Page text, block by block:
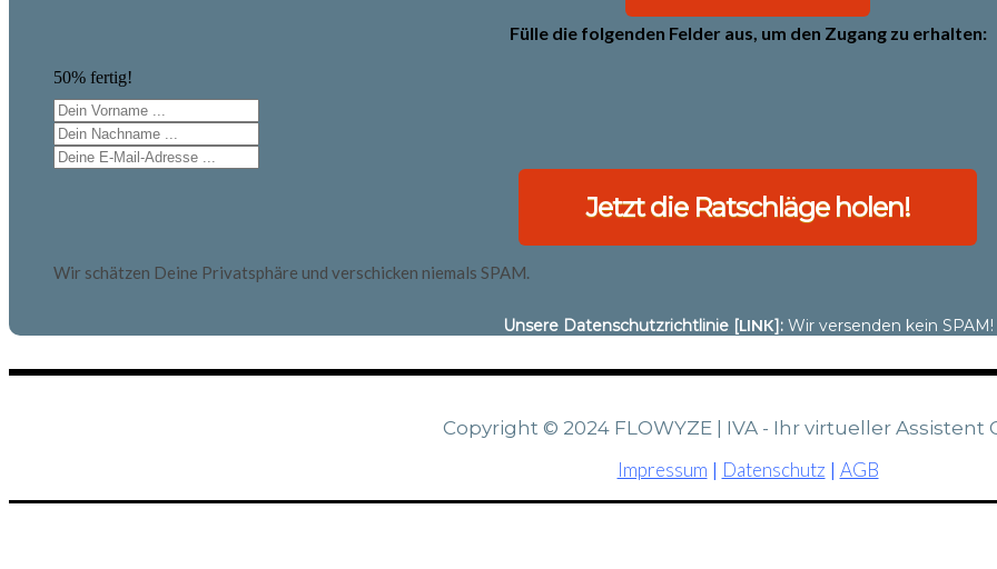
Fülle die folgenden Felder aus, um den Zugang zu erhalten:
50% fertig!
Jetzt die Ratschläge holen!
Wir schätzen Deine Privatsphäre und verschicken niemals SPAM.
Unsere Datenschutzrichtlinie [LINK]: Wir versenden kein SPAM!
Copyright © 2024 FLOWYZE | IVA - Ihr virtueller Assistent
Impressum | Datenschutz | AGB